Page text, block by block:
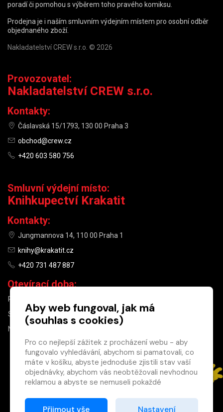
×
Máte u nás již
registrovaný
účet?
poradí či pomohou s výběrem toho pravého komiksu.
Prodejna je i naším smluvním výdejním místem pro osobní odběr
objednaného zboží.
Nakladatelství CREW s.r.o. © 2026
Provozovatel:
Nakladatelství CREW s.r.o.
Kontakty:
Čáslavská 15/1793, 130 00 Praha 3
obchod@crew.cz
+420 603 580 756
Smluvní výdejní místo:
Knihkupectví Krakatit
Kontakty:
Jungmannova 14, 110 00 Praha 1
knihy@krakatit.cz
+420 731 487 887
Otevírací doba:
PO–PÁ
SO
10:00–13:00
NE
Aby web fungoval, jak má
(souhlas s cookies)
Pro co nejlepší zážitek z procházení webu - aby
fungovalo vyhledávání, abychom si pamatovali, co
máte v košíku, abyste jednoduše zjistili stav vaší
objednávky, abychom vás neobtěžovali nevhodnou
reklamou a abyste se nemuseli pokaždé
Proto od vás potřebujeme souhlas se
Přijmout vše Nastavení